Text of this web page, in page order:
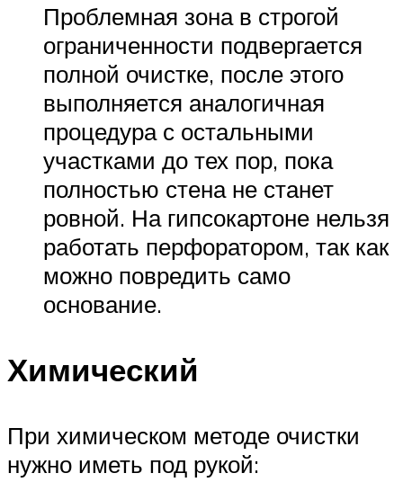
Проблемная зона в строгой
ограниченности подвергается
полной очистке, после этого
выполняется аналогичная
процедура с остальными
участками до тех пор, пока
полностью стена не станет
ровной. На гипсокартоне нельзя
работать перфоратором, так как
можно повредить само
основание.
Химический
При химическом методе очистки
нужно иметь под рукой: